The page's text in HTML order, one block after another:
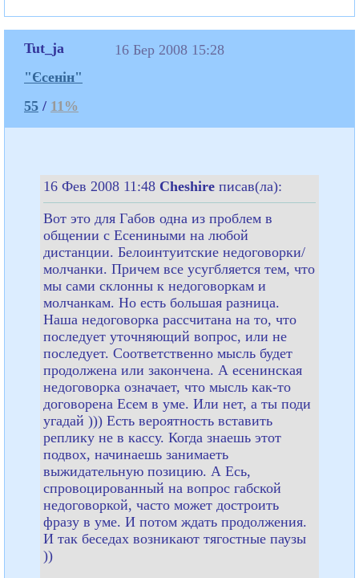
Tut_ja
"Єсенін"
55 / 11%
16 Бер 2008 15:28
16 Фев 2008 11:48 Cheshire писав(ла):
Вот это для Габов одна из проблем в
общении с Есениными на любой
дистанции. Белоинтуитские недоговорки/
молчанки. Причем все усугбляется тем, что
мы сами склонны к недоговоркам и
молчанкам. Но есть большая разница.
Наша недоговорка рассчитана на то, что
последует уточняющий вопрос, или не
последует. Соответственно мысль будет
продолжена или закончена. А есенинская
недоговорка означает, что мысль как-то
договорена Есем в уме. Или нет, а ты поди
угадай ))) Есть вероятность вставить
реплику не в кассу. Когда знаешь этот
подвох, начинаешь занимаеть
выжидательную позицию. А Есь,
спровоцированный на вопрос габской
недоговоркой, часто может достроить
фразу в уме. И потом ждать продолжения.
И так беседах возникают тягостные паузы
))